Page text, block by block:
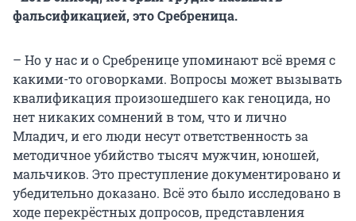
фальсификацией, это Сребреница.
– Но у нас и о Сребренице упоминают всё время с
какими-то оговорками. Вопросы может вызывать
квалификация произошедшего как геноцида, но
нет никаких сомнений в том, что и лично
Младич, и его люди несут ответственность за
методичное убийство тысяч мужчин, юношей,
мальчиков. Это преступление документировано и
убедительно доказано. Всё это было исследовано в
ходе перекрёстных допросов, представления